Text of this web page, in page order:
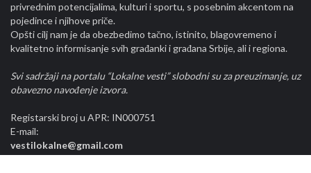
privrednim potencijalima, kulturi i sportu, s posebnim akcentom na
pojedince i njihove priče.
Opšti cilj nam je da obezbedimo tačno, istinito, blagovremeno i
kvalitetno informisanje svih građanki i građana Srbije, ali i regiona.
Svi sadržaji na portalu “Lokalne vesti” slobodni su za preuzimanje, uz
obavezno navođenje izvora.
Registarski broj u APR: IN000751
E-mail:
vestilokalne@gmail.com